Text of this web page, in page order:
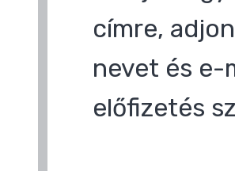
címre,
nevet és e-
előfizetés